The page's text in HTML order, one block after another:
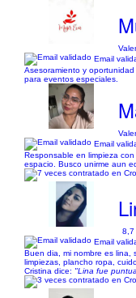
Email
Asesoramiento y
para eventos especiales.
Email
Responsable en limpieza
espacio. Busco unirme aun
8,7
Email
Buen dia, mi nombre es lina,
limpiezas, plancho ropa,
Cristina dice: "Lina fue